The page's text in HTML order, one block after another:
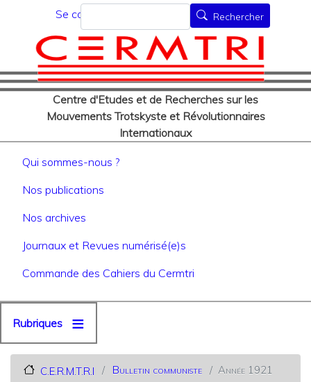
au
contenu
principal
Menu du compte de
Se connecter
Centre d'Etudes et de Recherches sur les
Mouvements Trotskyste et Révolutionnaires
Internationaux
Rechercher Rechercher
Navigation principale
Qui sommes-nous ?
Nos publications
Nos archives
Journaux et Revues numérisé(e)s
Commande des Cahiers du Cermtri
Rubriques
C.E.R.M.T.R.I Bulletin communiste Année 1921